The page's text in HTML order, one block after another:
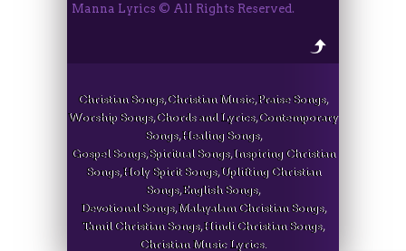
Manna Lyrics © All Rights Reserved.
Christian Songs, Christian Music, Praise Songs,
Worship Songs, Chords and Lyrics, Contemporary
Songs, Healing Songs,
Gospel Songs, Spiritual Songs, Inspiring Christian
Songs, Holy Spirit Songs, Uplifting Christian
Songs, English Songs,
Devotional Songs, Malayalam Christian Songs,
Tamil Christian Songs, Hindi Christian Songs,
Christian Music Lyrics.